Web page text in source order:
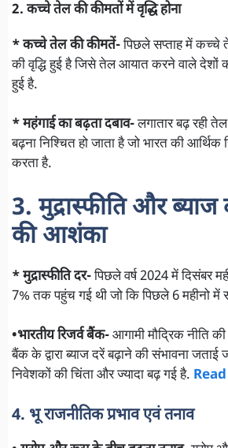
2. कच्चे तेल की कीमतों में वृद्धि होना
* कच्चे तेल की कीमतें-पिछले सप्ताह में कच्चे
की वृद्धि हुई है जिसे तेल आयात करने वाले देशों
हुई है.
* महंगाई का बढ़ता दबाव-लगातार बढ़ रही
बढ़ना निश्चित हो जाता है जो भारत की आर्थिक
करता है.
3. मुद्रास्फीति और ब्याज
की आशंका
* मुद्रास्फीति दर-पिछले वर्ष 2024 में दिसंबर
7% तक पहुंच गई थी जो कि पिछले 6 महीनो में
•भारतीय रिजर्व बैंक-आगामी मौद्रिक नीति
बैंक के द्वारा ब्याज दरें बढ़ाने की संभावना जताई
निवेशकों की चिंता और ज्यादा बढ़ गई है.
4. भू राजनीतिक प्रभाव एवं तनाव